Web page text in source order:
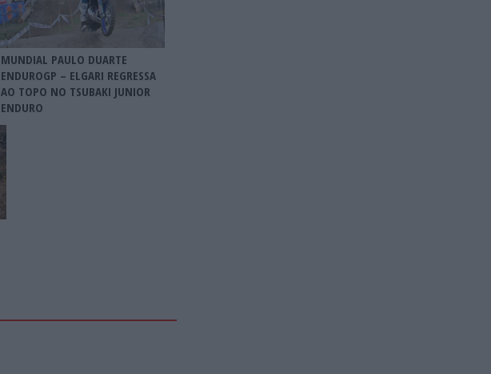
MUNDIAL PAULO DUARTE
ENDUROGP – ELGARI REGRESSA
AO TOPO NO TSUBAKI JUNIOR
ENDURO